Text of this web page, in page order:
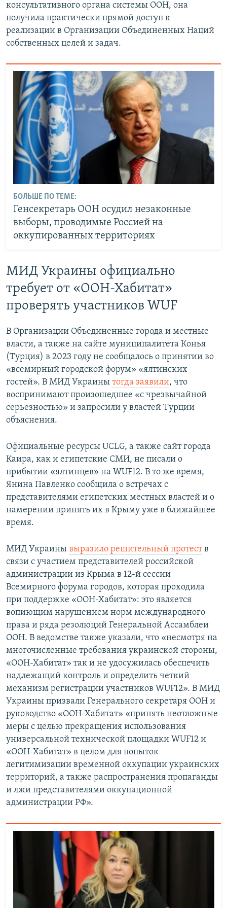
консультативного органа системы ООН, она
получила практически прямой доступ к
реализации в Организации Объединенных Наций
собственных целей и задач.
БОЛЬШЕ ПО ТЕМЕ:
Генсекретарь ООН осудил незаконные
выборы, проводимые Россией на
оккупированных территориях
МИД Украины официально
требует от «ООН-Хабитат»
проверять участников WUF
В Организации Объединенные города и местные
власти, а также на сайте муниципалитета Конья
(Турция) в 2023 году не сообщалось о принятии во
«всемирный городской форум» «ялтинских
гостей». В МИД Украины тогда заявили, что
воспринимают произошедшее «с чрезвычайной
серьезностью» и запросили у властей Турции
объяснения.
Официальные ресурсы UCLG, а также сайт города
Каира, как и египетские СМИ, не писали о
прибытии «ялтинцев» на WUF12. В то же время,
Янина Павленко сообщила о встречах с
представителями египетских местных властей и о
намерении принять их в Крыму уже в ближайшее
время.
МИД Украины выразило решительный протеств
связи с участием представителей российской
администрации из Крыма в 12-й сессии
Всемирного форума городов, которая проходила
при поддержке «ООН-Хабитат»: это является
вопиющим нарушением норм международного
права и ряда резолюций Генеральной Ассамблеи
ООН. В ведомстве также указали, что «несмотря на
многочисленные требования украинской стороны,
«ООН-Хабитат» так и не удосужилась обеспечить
надлежащий контроль и определить четкий
механизм регистрации участников WUF12». В МИД
Украины призвали Генерального секретаря ООН и
руководство «ООН-Хабитат» «принять неотложные
меры с целью прекращения использования
универсальной технической площадки WUF12 и
«ООН-Хабитат» в целом для попыток
легитимизации временной оккупации украинских
территорий, а также распространения пропаганды
и лжи представителями оккупационной
администрации РФ».